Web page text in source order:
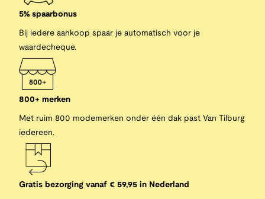
5% spaarbonus
Bij iedere aankoop spaar je automatisch voor je
waardecheque.
800+ merken
Met ruim 800 modemerken onder één dak past Van Tilburg
iedereen.
Gratis bezorging vanaf € 59,95 in Nederland